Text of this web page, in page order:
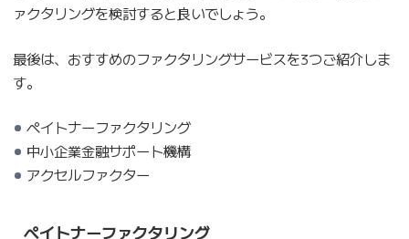
ァクタリングを検討すると良いでしょう。
最後は、おすすめのファクタリングサービスを3つご紹介しま
す。
ペイトナーファクタリング
中小企業金融サポート機構
アクセルファクター
ペイトナーファクタリング